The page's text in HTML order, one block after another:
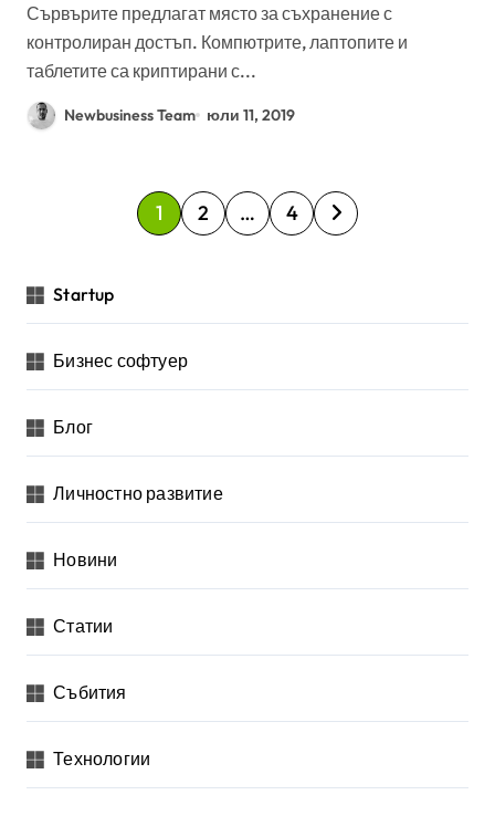
Сървърите предлагат място за съхранение с
контролиран достъп. Компютрите, лаптопите и
таблетите са криптирани с...
Newbusiness Team юли 11, 2019
Р
а
д
е
л
н
е
у
л
и
к
1 2 … 4
Startup
Бизнес софтуер
Блог
Личностно развитие
Новини
Статии
Събития
Технологии